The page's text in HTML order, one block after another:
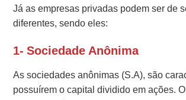
Já as empresas privadas podem ser de
diferentes, sendo eles:
1- Sociedade Anônima
As sociedades anônimas (S.A), são
possuírem o capital dividido em ações.